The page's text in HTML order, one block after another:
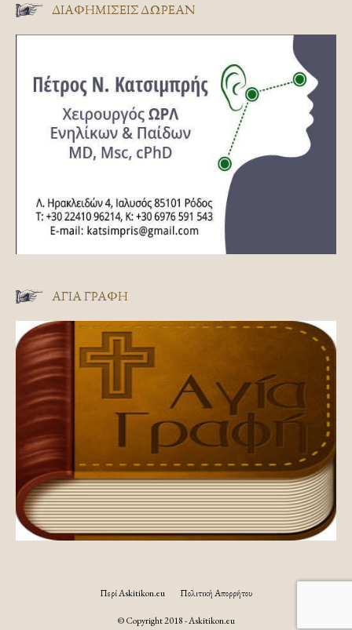
ΔΙΑΦΗΜΊΣΕΙΣ ΔΩΡΕΆΝ
ΑΓΊΑ ΓΡΑΦΉ
Περί Askitikon.eu Πολιτική Απορρήτου
© Copyright 2018 - Askitikon.eu